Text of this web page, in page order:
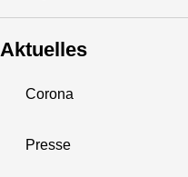
Aktuelles
Corona
Presse